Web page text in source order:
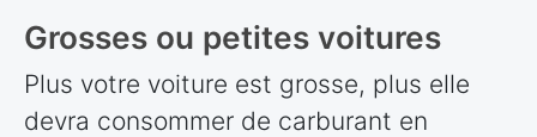
Grosses ou petites voitures
Plus votre voiture est grosse, plus elle
devra consommer de carburant en